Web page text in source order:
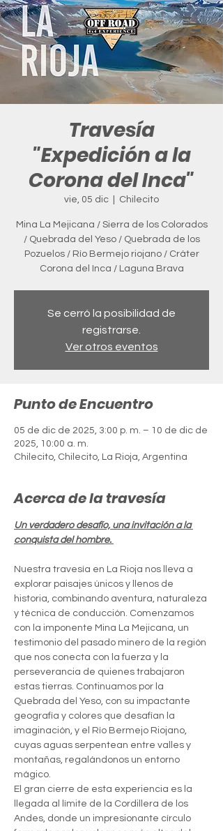
Travesía
"Expedición a la
Corona del Inca"
vie, 05 dic Chilecito
Mina La Mejicana / Sierra de los Colorados
/ Quebrada del Yeso / Quebrada de los
Pozuelos / Río Bermejo riojano / Cráter
Corona del Inca / Laguna Brava
Se cerró la posibilidad de
registrarse.
Ver otros eventos
Punto de Encuentro
05 de dic de 2025, 3:00 p. m. – 10 de dic de
2025, 10:00 a. m.
Chilecito, Chilecito, La Rioja, Argentina
Acerca de la travesía
Un verdadero desafío, una invitación a la
conquista del hombre.
Nuestra travesía en La Rioja nos lleva a
explorar paisajes únicos y llenos de
historia, combinando aventura, naturaleza
y técnica de conducción. Comenzamos
con la imponente Mina La Mejicana, un
testimonio del pasado minero de la región
que nos conecta con la fuerza y la
perseverancia de quienes trabajaron
estas tierras. Continuamos por la
Quebrada del Yeso, con su impactante
geografía y colores que desafían la
imaginación, y el Río Bermejo Riojano,
cuyas aguas serpentean entre valles y
montañas, regalándonos un entorno
mágico.
El gran cierre de esta experiencia es la
llegada al límite de la Cordillera de los
Andes, donde un impresionante círculo